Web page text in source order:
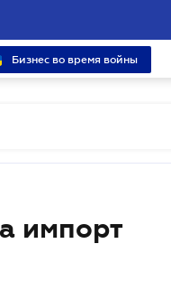
Бизнес во время войны
импорт